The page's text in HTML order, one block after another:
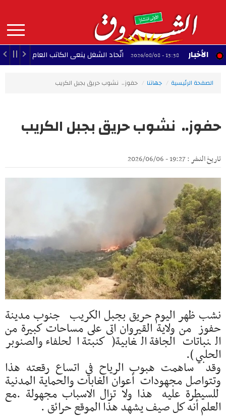
contenu
principal
MAIN
NAVIGATION الأخبار
13:38 - 2026/08/08 اتّحاد الشغل ينعى الكاتب العام لجامعة النقل
الصفحة الرئيسية جهاتنا حفوز.. نشوب حريق بجبل الكريب
حفوز.. نشوب حريق بجبل الكريب
تاريخ النشر : 19:27 - 2026/06/06
نشب ظهر اليوم حريق بجبل الكريب جنوب مدينة
حفوز من ولاية القيروان اتى على مساحات كبيرة من
النباتات الجافة الغابية( كنبتة الحلفاء والصنوبر
الحلبي ).
وقد ساهمت هبوب الرياح في اتساع رقعته هذا
وتتواصل مجهودات أعوان الغابات والحماية المدنية
للسيطرة عليه هذا ولا تزال الاسباب مجهولة .مع
العلم أنه كل صيف يشهد هذا الموقع حرائق .